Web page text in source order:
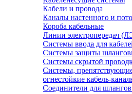
Кабели и провода
Каналы настенного и
Короба кабельные
Линии электропередач
Системы ввода для
Системы защиты
Системы скрытой
Системы,
огнестойкие кабель-
Соединители для